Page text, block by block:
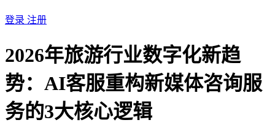
登录 注册
2026年旅游行业数字化新趋
势：AI客服重构新媒体咨询服
务的3大核心逻辑